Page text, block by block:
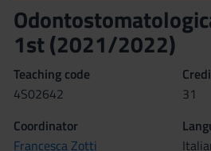
1st (2021/2022)
Teaching code
4S02642
31
Coordinator
Francesca Zotti